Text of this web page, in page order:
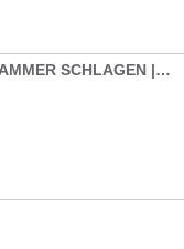
HAU DEN LUKAS | HAMMER SCHLAGEN | KRÄFTE MESSEN | KIRMES, JAHRMARKT...